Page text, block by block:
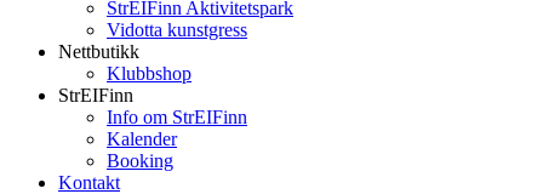
StrEIFinn Aktivitetspark
Vidotta kunstgress
Nettbutikk
Klubbshop
StrEIFinn
Info om StrEIFinn
Kalender
Booking
Kontakt